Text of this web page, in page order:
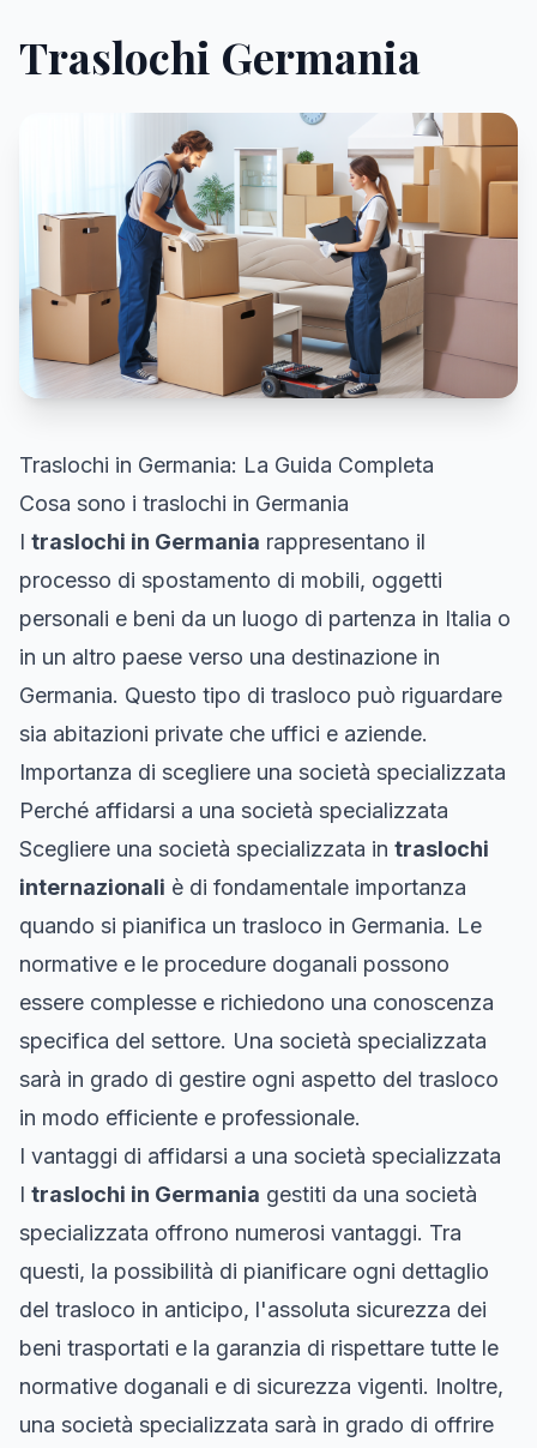
Traslochi Germania
Traslochi in Germania: La Guida Completa
Cosa sono i traslochi in Germania
I traslochi in Germania rappresentano il
processo di spostamento di mobili, oggetti
personali e beni da un luogo di partenza in Italia o
in un altro paese verso una destinazione in
Germania. Questo tipo di trasloco può riguardare
sia abitazioni private che uffici e aziende.
Importanza di scegliere una società specializzata
Perché affidarsi a una società specializzata
Scegliere una società specializzata in traslochi
internazionali è di fondamentale importanza
quando si pianifica un trasloco in Germania. Le
normative e le procedure doganali possono
essere complesse e richiedono una conoscenza
specifica del settore. Una società specializzata
sarà in grado di gestire ogni aspetto del trasloco
in modo efficiente e professionale.
I vantaggi di affidarsi a una società specializzata
I traslochi in Germania gestiti da una società
specializzata offrono numerosi vantaggi. Tra
questi, la possibilità di pianificare ogni dettaglio
del trasloco in anticipo, l'assoluta sicurezza dei
beni trasportati e la garanzia di rispettare tutte le
normative doganali e di sicurezza vigenti. Inoltre,
una società specializzata sarà in grado di offrire